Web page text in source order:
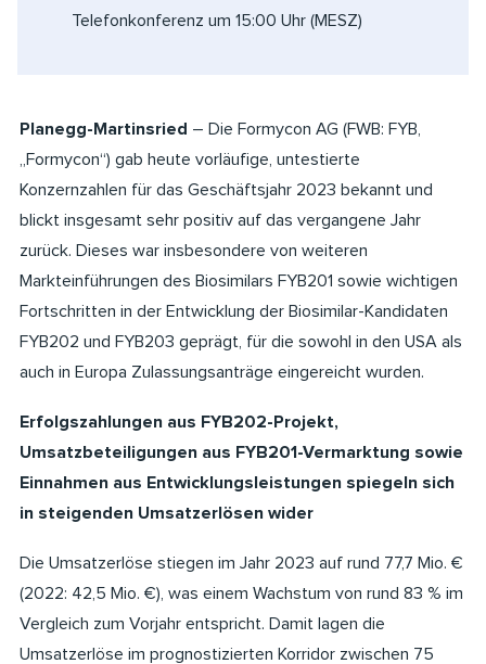
Telefonkonferenz um 15:00 Uhr (MESZ)
Planegg-Martinsried – Die Formycon AG (FWB: FYB,
„Formycon“) gab heute vorläufige, untestierte
Konzernzahlen für das Geschäftsjahr 2023 bekannt und
blickt insgesamt sehr positiv auf das vergangene Jahr
zurück. Dieses war insbesondere von weiteren
Markteinführungen des Biosimilars FYB201 sowie wichtigen
Fortschritten in der Entwicklung der Biosimilar-Kandidaten
FYB202 und FYB203 geprägt, für die sowohl in den USA als
auch in Europa Zulassungsanträge eingereicht wurden.
Erfolgszahlungen aus FYB202-Projekt,
Umsatzbeteiligungen aus FYB201-Vermarktung sowie
Einnahmen aus Entwicklungsleistungen spiegeln sich
in steigenden Umsatzerlösen wider
Die Umsatzerlöse stiegen im Jahr 2023 auf rund 77,7 Mio. €
(2022: 42,5 Mio. €), was einem Wachstum von rund 83 % im
Vergleich zum Vorjahr entspricht. Damit lagen die
Umsatzerlöse im prognostizierten Korridor zwischen 75